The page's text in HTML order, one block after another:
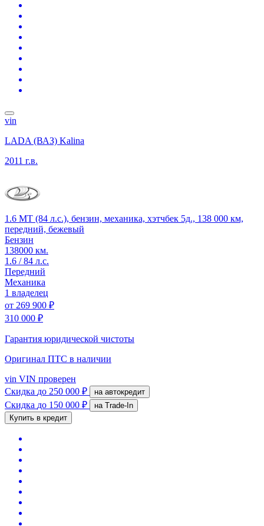
vin
LADA (ВАЗ) Kalina
2011 г.в.
1.6 MT (84 л.с.), бензин, механика, хэтчбек 5д., 138 000 км,
передний, бежевый
Бензин
138000 км.
1.6 / 84 л.с.
Передний
Механика
1 владелец
от 269 900 ₽
310 000 ₽
Гарантия юридической чистоты
Оригинал ПТС в наличии
vin VIN проверен
Скидка до 250 000 ₽ на автокредит
Скидка до 150 000 ₽
на Trade-In
Купить в кредит